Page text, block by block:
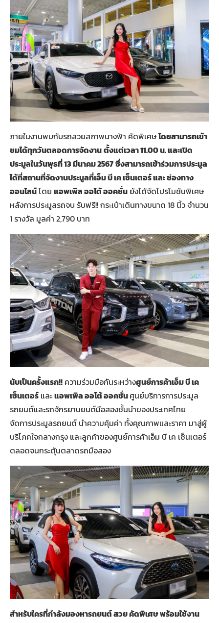
ภายในงานพบกับรถสวยสภาพนางฟ้า คัดพิเศษโดยสามารถเข้า
ชมได้ทุกวันตลอดการจัดงานตั้งแต่เวลา11.00 น. และเปิด
ประมูลในวันพุธที่ 13 มีนาคม 2567ซึ่งสามารถเข้าร่วมการประมูล
ได้ที่สถานที่จัดงานประมูลที่เอ็ม บี เค เซ็นเตอร์ และ ช่องทาง
ออนไลน์โดย แอพเพิล ออโต้ ออคชั่น ยังได้จัดโปรโมชันพิเศษ
หลังการประมูลรถจบ รับฟรี!! กระเป๋าเดินทางขนาด 18 นิ้ว จำนวน
1 รางวัล มูลค่า 2,790 บาท
นับเป็นครั้งแรก!! ความร่วมมือกันระหว่างศูนย์การค้าเอ็ม บี เค
เซ็นเตอร์ และแอพเพิล ออโต้ ออคชั่นศูนย์บริการการประมูล
รถยนต์และรถจักรยานยนต์มือสองชั้นนำของประเทศไทย
จัดการประมูลรถยนต์ นำความคุ้มค่า ทั้งคุณภาพและราคา มาสู่ผู้
บริโภคใจกลางกรุง และลูกค้าของศูนย์การค้าเอ็ม บี เค เซ็นเตอร์
ตลอดจนกระตุ้นตลาดรถมือสอง
สำหรับใครที่กำลังมองหารถยนต์ สวย คัดพิเศษ พร้อมใช้งาน